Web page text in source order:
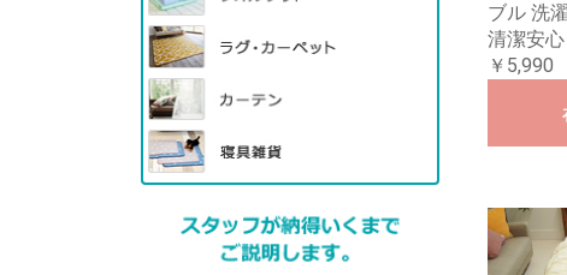
ブル 洗
清潔安心
￥5,990